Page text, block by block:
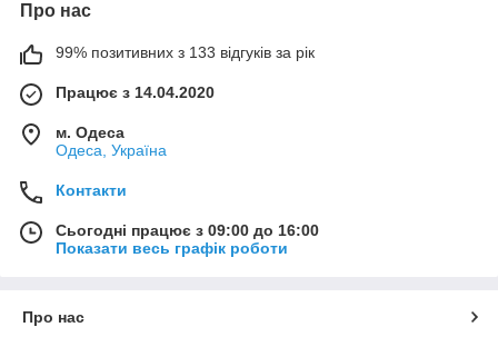
Про нас
99% позитивних з 133 відгуків за рік
Працює з 14.04.2020
м. Одеса
Одеса, Україна
Контакти
Сьогодні працює з 09:00 до 16:00
Показати весь графік роботи
Про нас